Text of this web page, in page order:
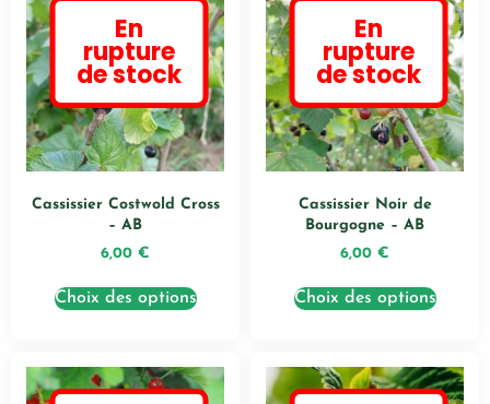
En
rupture
de stock
Cassissier Costwold Cross
– AB
6,00 €
Choix des options
En
rupture
de stock
Cassissier Noir de
Bourgogne – AB
6,00 €
Choix des options